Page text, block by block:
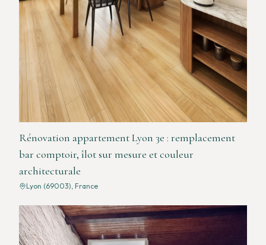
Rénovation appartement Lyon 3e : remplacement
bar comptoir, îlot sur mesure et couleur
architecturale
Lyon (69003), France